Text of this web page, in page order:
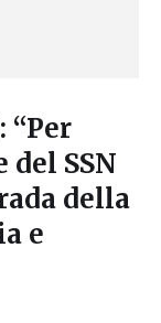
“Per
SSN
della
e